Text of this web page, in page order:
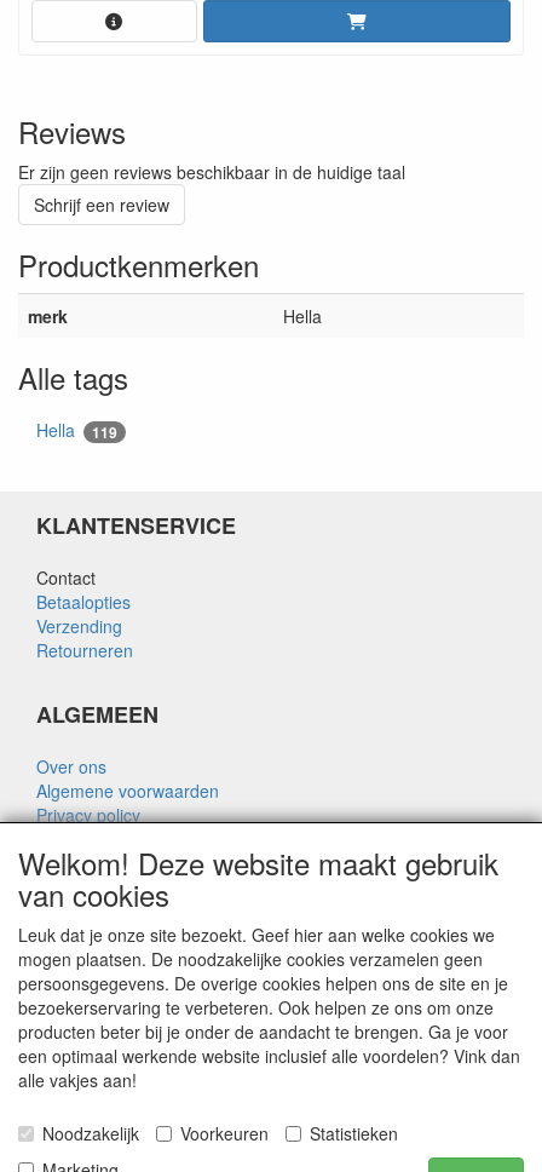
Reviews
Er zijn geen reviews beschikbaar in de huidige taal
Schrijf een review
Productkenmerken
merk Hella
Alle tags
Hella 119
KLANTENSERVICE
Contact
Betaalopties
Verzending
Retourneren
ALGEMEEN
Over ons
Algemene voorwaarden
Privacy policy
Over Rik Thijssen
ALGEMEEN
www.rikthijssenshop.nl
logistiek door OTOPARTS BV
E-mail: info@otoparts.nl
Telefoon: 085 - 0824330
Welkom! Deze website maakt gebruik
van cookies
Leuk dat je onze site bezoekt. Geef hier aan welke cookies we
mogen plaatsen. De noodzakelijke cookies verzamelen geen
persoonsgegevens. De overige cookies helpen ons de site en je
bezoekerservaring te verbeteren. Ook helpen ze ons om onze
producten beter bij je onder de aandacht te brengen. Ga je voor
een optimaal werkende website inclusief alle voordelen? Vink dan
alle vakjes aan!
Noodzakelijk Voorkeuren
Statistieken